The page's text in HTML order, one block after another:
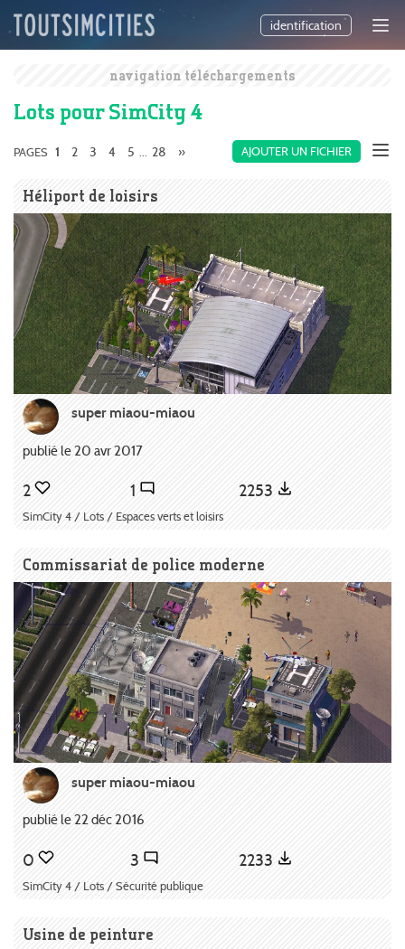
identification
navigation téléchargements
Lots pour SimCity 4
AJOUTER UN FICHIER
PAGES 1 2 3 4 5 ... 28 »
Héliport de loisirs
super miaou-miaou
publié le 20 avr 2017
2 1 2253
SimCity 4 / Lots / Espaces verts et loisirs
Commissariat de police moderne
super miaou-miaou
publié le 22 déc 2016
0 3 2233
SimCity 4 / Lots / Sécurité publique
Usine de peinture